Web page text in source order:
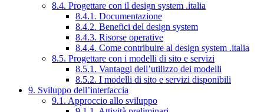
8.4. Progettare con il design system .italia
8.4.1. Documentazione
8.4.2. Benefici del design system
8.4.3. Risorse operative
8.4.4. Come contribuire al design system .italia
8.5. Progettare con i modelli di sito e servizi
8.5.1. Vantaggi dell’utilizzo dei modelli
8.5.2. I modelli di sito e servizi disponibili
9. Sviluppo dell’interfaccia
9.1. Approccio allo sviluppo